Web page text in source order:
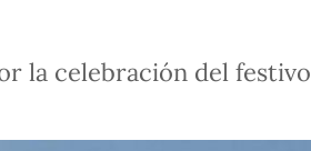
la celebración del festivo